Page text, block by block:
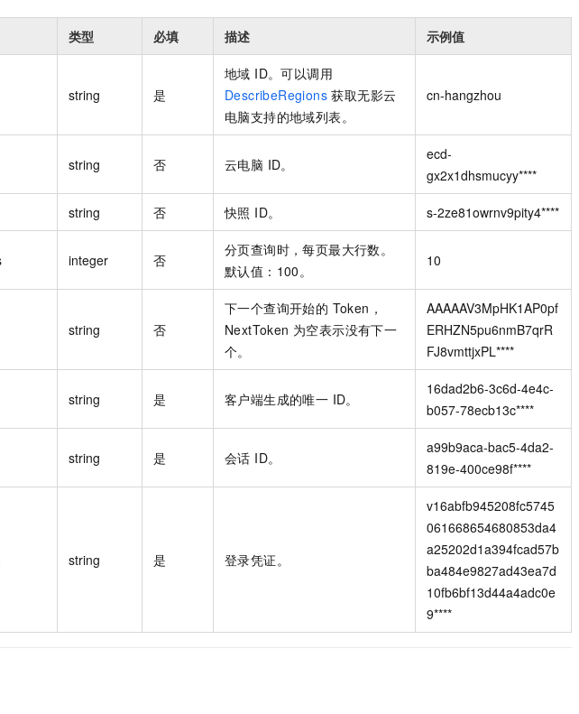
类型 必填 描述 示例值
string 是
地域 ID。可以调用
DescribeRegions 获取无影云
电脑支持的地域列表。
cn-hangzhou
string 否 云电脑 ID。
ecd-
gx2x1dhsmucyy****
string 否 快照 ID。 s-2ze81owrnv9pity4****
integer 否
分页查询时，每页最大行数。
默认值：100。
10
string 否
下一个查询开始的 Token，
NextToken 为空表示没有下一
个。
AAAAAV3MpHK1AP0pf
ERHZN5pu6nmB7qrR
FJ8vmttjxPL****
string 是 客户端生成的唯一 ID。
16dad2b6-3c6d-4e4c-
b057-78ecb13c****
string 是 会话 ID。
a99b9aca-bac5-4da2-
819e-400ce98f****
string 是 登录凭证。
v16abfb945208fc5745
061668654680853da4
a25202d1a394fcad57b
ba484e9827ad43ea7d
10fb6bf13d44a4adc0e
9****
态的模型效果 灵活可视化地构建企业级 Agent
人工智能平台 PAI
AI Native 的算法工程平台，一站式完成建模、训练、推理服务部署
企业级人与Agent协作平台，接入和调度多个数字员工
秒悟
在企业官网、通讯软件中为客户提供 AI 客服
即刻拥有 DeepSeek-R1 满血版
多种方案随心选，轻松解锁专属 DeepSeek
多模态数据信息提取
案
广告营销
APP 开发
建站系统